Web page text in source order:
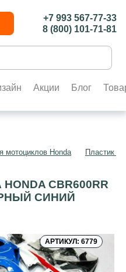
+7 993 567-77-33
8 (800) 101-71-81
Акции Блог
мотоциклов Honda Пластик
CBR600RR
СИНИЙ
АРТИКУЛ: 6779